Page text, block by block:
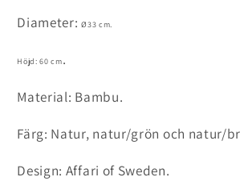
Diameter:Ø33 cm.
Höjd: 60 cm.
Material: Bambu.
Färg: Natur, natur/grön och natur/
Design: Affari of Sweden.